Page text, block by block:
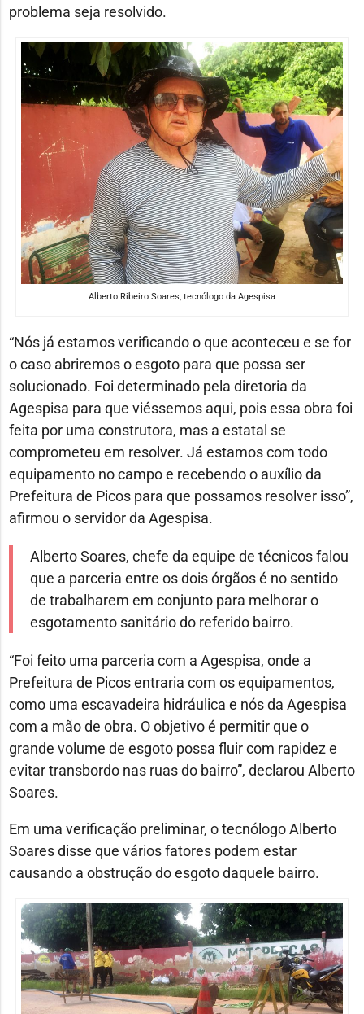
problema seja resolvido.
Alberto Ribeiro Soares, tecnólogo da Agespisa
“Nós já estamos verificando o que aconteceu e se for
o caso abriremos o esgoto para que possa ser
solucionado. Foi determinado pela diretoria da
Agespisa para que viéssemos aqui, pois essa obra foi
feita por uma construtora, mas a estatal se
comprometeu em resolver. Já estamos com todo
equipamento no campo e recebendo o auxílio da
Prefeitura de Picos para que possamos resolver isso”,
afirmou o servidor da Agespisa.
Alberto Soares, chefe da equipe de técnicos falou
que a parceria entre os dois órgãos é no sentido
de trabalharem em conjunto para melhorar o
esgotamento sanitário do referido bairro.
“Foi feito uma parceria com a Agespisa, onde a
Prefeitura de Picos entraria com os equipamentos,
como uma escavadeira hidráulica e nós da Agespisa
com a mão de obra. O objetivo é permitir que o
grande volume de esgoto possa fluir com rapidez e
evitar transbordo nas ruas do bairro”, declarou Alberto
Soares.
Em uma verificação preliminar, o tecnólogo Alberto
Soares disse que vários fatores podem estar
causando a obstrução do esgoto daquele bairro.